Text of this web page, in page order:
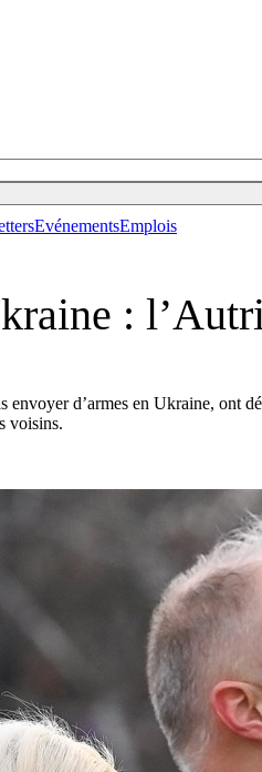
EvénementsEmplois
:
envoyer d’armes en Ukraine, ont
voisins.